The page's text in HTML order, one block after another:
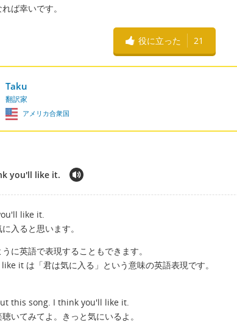
ば幸いです。
役に立った 21
Taku
翻訳家
アメリカ合衆国
you'll like it.
like it.
入ると思います。
に英語で表現することもできます。
it は「君は気に入る」という意味の英語表現です。
this song. I think you'll like it.
いてみてよ。きっと気にいるよ。